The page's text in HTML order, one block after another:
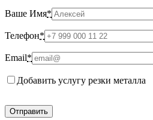
Ваше Имя*
Телефон*
Email*
Добавить услугу резки металла